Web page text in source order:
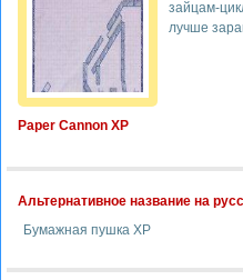
Paper Cannon XP
зайцам-
лучше
Альтернативное название на
Бумажная пушка XP